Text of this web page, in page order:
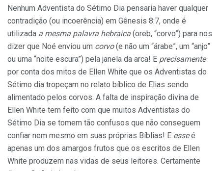
Nenhum Adventista do Sétimo Dia pensaria haver qualquer
contradição (ou incoerência) em Gênesis 8:7, onde é
utilizada a mesma palavra hebraica (oreb, “corvo”) para nos
dizer que Noé enviou um corvo(e não um “árabe”, um “anjo”
ou uma “noite escura”) pela janela da arca! E precisamente
por conta dos mitos de Ellen White que os Adventistas do
Sétimo dia tropeçam no relato bíblico de Elias sendo
alimentado pelos corvos. A falta de inspiração divina de
Ellen White tem feito com que muitos Adventistas do
Sétimo Dia se tomem tão confusos que não conseguem
confiar nem mesmo em suas próprias Bíblias! E esseé
apenas um dos amargos frutos que os escritos de Ellen
White produzem nas vidas de seus leitores. Certamente